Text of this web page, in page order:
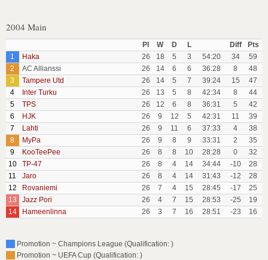
2004 Main
Pl W D L Diff
Pts
1
Haka 26 18 5 3 54:20 34
59
2
AC Allianssi 26 14 6 6 36:28 8
48
3
Tampere Utd 26 14 5 7 39:24 15
47
4
Inter Turku 26 13 5 8 42:34 8
44
5
TPS 26 12 6 8 36:31 5
42
6
HJK 26 9 12 5 42:31 11
39
7
Lahti 26 9 11 6 37:33 4
38
8
MyPa 26 9 8 9 33:31 2
35
9
KooTeePee 26 8 8 10 28:28 0
32
10
TP-47 26 8 4 14 34:44 -10
28
11
Jaro 26 8 4 14 31:43 -12
28
12
Rovaniemi 26 7 4 15 28:45 -17
25
13
Jazz Pori 26 4 7 15 28:53 -25
19
14
Hameenlinna 26 3 7 16 28:51 -23 16
Promotion ~ Champions League (Qualification: )
Promotion ~ UEFA Cup (Qualification: )